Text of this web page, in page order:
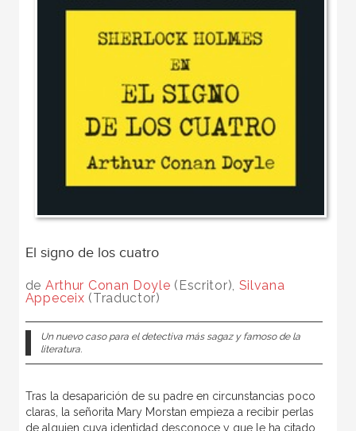
El signo de los cuatro
de Arthur Conan Doyle (Escritor), Silvana
Appeceix (Traductor)
Un nuevo caso para el detectiva más sagaz y famoso de la
literatura.
Tras la desaparición de su padre en circunstancias poco
claras, la señorita Mary Morstan empieza a recibir perlas
de alguien cuya identidad desconoce y que le ha citado